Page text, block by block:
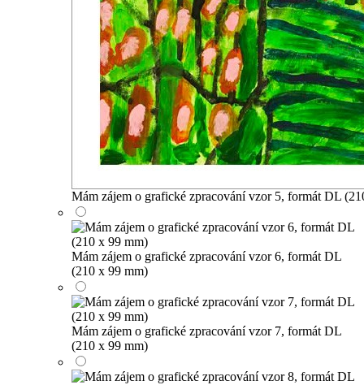
Mám zájem o grafické zpracování vzor 5, formát DL
Mám zájem o grafické zpracování vzor 6, formát DL
(210 x 99 mm)
Mám zájem o grafické zpracování vzor 7, formát DL
(210 x 99 mm)